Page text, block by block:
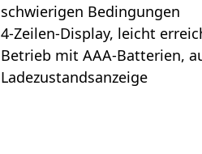
schwierigen Bedingungen
4-Zeilen-Display, leicht
Betrieb mit AAA-Batterien,
Ladezustandsanzeige